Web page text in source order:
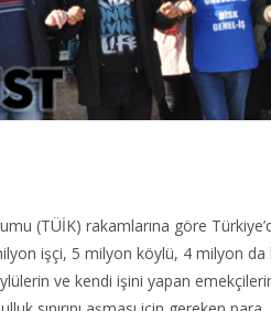
(TÜİK) rakamlarına göre
işçi, 5 milyon köylü, 4 milyon da
ve kendi işini yapan